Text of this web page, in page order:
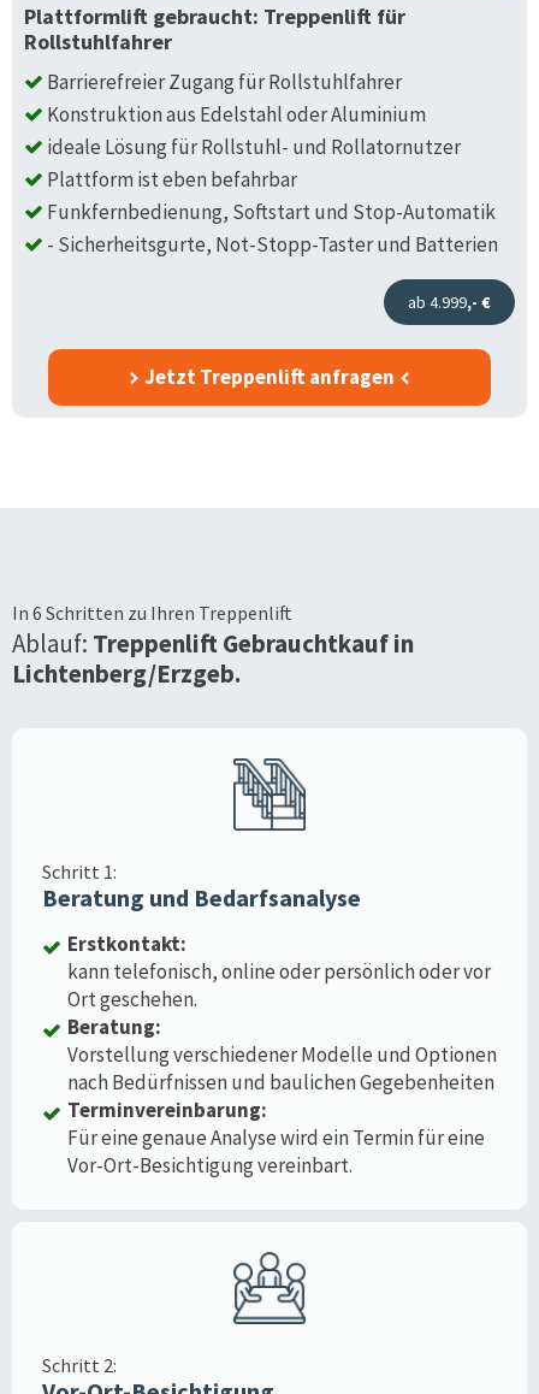
Plattformlift gebraucht: Treppenlift für
Rollstuhlfahrer
Barrierefreier Zugang für Rollstuhlfahrer
Konstruktion aus Edelstahl oder Aluminium
ideale Lösung für Rollstuhl- und Rollatornutzer
Plattform ist eben befahrbar
Funkfernbedienung, Softstart und Stop-Automatik
- Sicherheitsgurte, Not-Stopp-Taster und Batterien
ab 4.999,- €
Jetzt Treppenlift anfragen
In 6 Schritten zu Ihren Treppenlift
Ablauf: Treppenlift Gebrauchtkauf in
Lichtenberg/Erzgeb.
Schritt 1:
Beratung und Bedarfsanalyse
Erstkontakt:
kann telefonisch, online oder persönlich oder vor
Ort geschehen.
Beratung:
Vorstellung verschiedener Modelle und Optionen
nach Bedürfnissen und baulichen Gegebenheiten
Terminvereinbarung:
Für eine genaue Analyse wird ein Termin für eine
Vor-Ort-Besichtigung vereinbart.
Schritt 2: